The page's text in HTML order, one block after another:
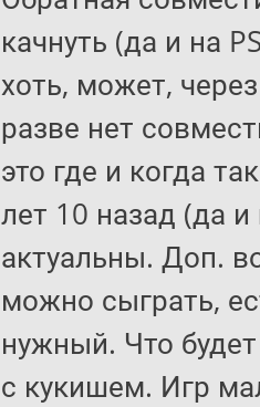
качнуть (да и на
хоть, может,
разве нет
это где и когда
лет 10 назад (да
актуальны. Доп.
можно сыграть,
нужный. Что
с кукишем. Игр